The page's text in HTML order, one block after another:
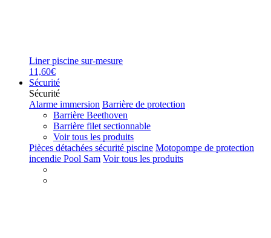
Liner piscine sur-mesure
11,60€
Sécurité
Sécurité
Alarme immersion Barrière de protection
Barrière Beethoven
Barrière filet sectionnable
Voir tous les produits
Pièces détachées sécurité piscine Motopompe de protection
incendie Pool Sam Voir tous les produits